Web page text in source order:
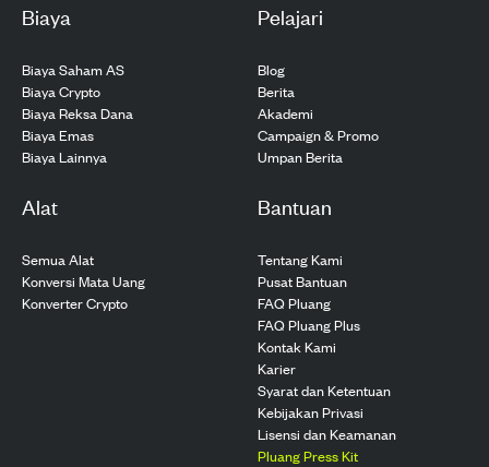
Biaya
Biaya Saham AS
Biaya Crypto
Biaya Reksa Dana
Biaya Emas
Biaya Lainnya
Pelajari
Blog
Berita
Akademi
Campaign & Promo
Umpan Berita
Alat
Semua Alat
Konversi Mata Uang
Konverter Crypto
Bantuan
Tentang Kami
Pusat Bantuan
FAQ Pluang
FAQ Pluang Plus
Kontak Kami
Karier
Syarat dan Ketentuan
Kebijakan Privasi
Lisensi dan Keamanan
Pluang Press Kit